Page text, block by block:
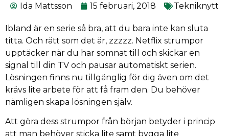
Ida Mattsson 15 februari, 2018 Tekniknytt
Ibland är en serie så bra, att du bara inte kan sluta
titta. Och rätt som det är, zzzzz. Netflix strumpor
upptäcker när du har somnat till och skickar en
signal till din TV och pausar automatiskt serien.
Lösningen finns nu tillgänglig för dig även om det
krävs lite arbete för att få fram den. Du behöver
nämligen skapa lösningen själv.
Att göra dess strumpor från början betyder i princip
att man behöver sticka lite samt bygga lite